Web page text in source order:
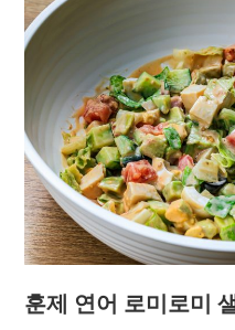
훈제 연어 로미로미